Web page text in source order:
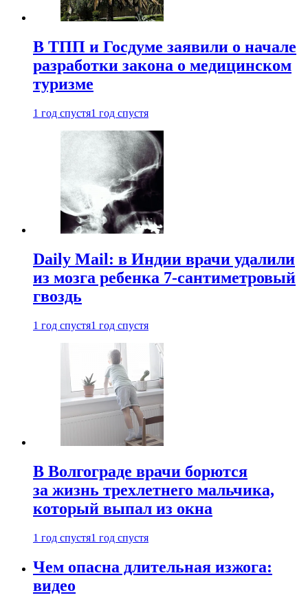
В ТПП и Госдуме заявили о начале
разработки закона о медицинском
туризме
1 год спустя1 год спустя
Daily Mail: в Индии врачи удалили
из мозга ребенка 7-сантиметровый
гвоздь
1 год спустя1 год спустя
В Волгограде врачи борются
за жизнь трехлетнего мальчика,
который выпал из окна
1 год спустя1 год спустя
Чем опасна длительная изжога:
видео